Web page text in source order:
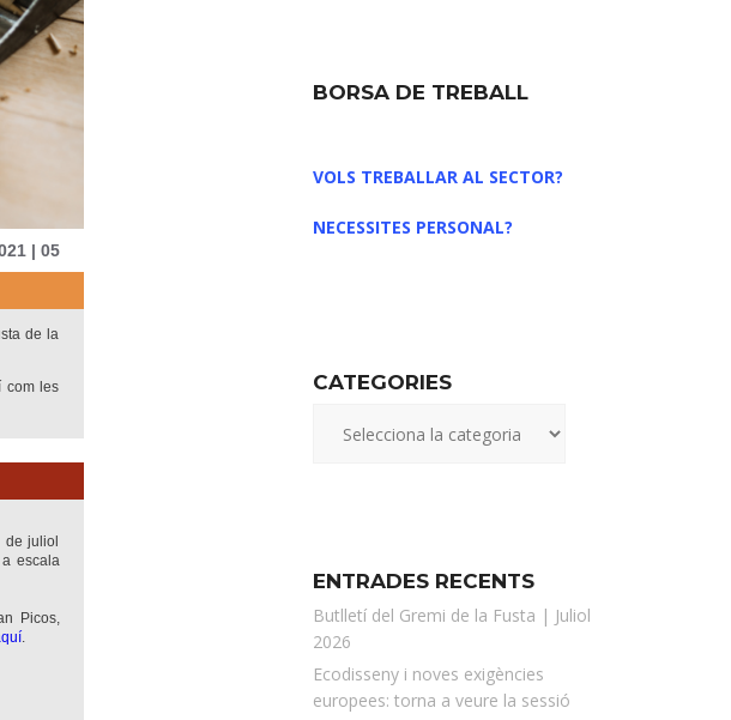
BORSA DE TREBALL
VOLS TREBALLAR AL SECTOR?
NECESSITES PERSONAL?
CATEGORIES
ENTRADES RECENTS
Butlletí del Gremi de la Fusta | Juliol
2026
Ecodisseny i noves exigències
europees: torna a veure la sessió